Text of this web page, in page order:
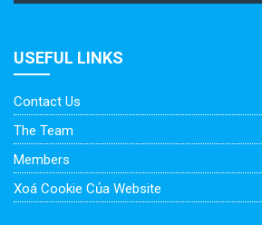
USEFUL LINKS
Contact Us
The Team
Members
Xoá Cookie Của Website